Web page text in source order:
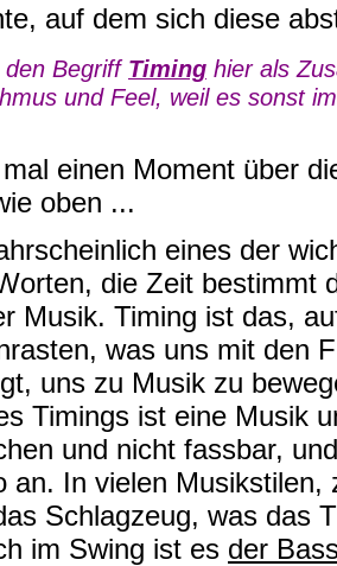
auf dem sich diese
den Begriff Timing hier als
und Feel, weil es sonst
einen Moment über
oben ...
eines der
die Zeit bestimmt
Musik. Timing ist das,
was uns mit den
uns zu Musik zu
Timings ist eine Musik
und nicht fassbar,
an. In vielen
Schlagzeug, was das
im Swing ist es der